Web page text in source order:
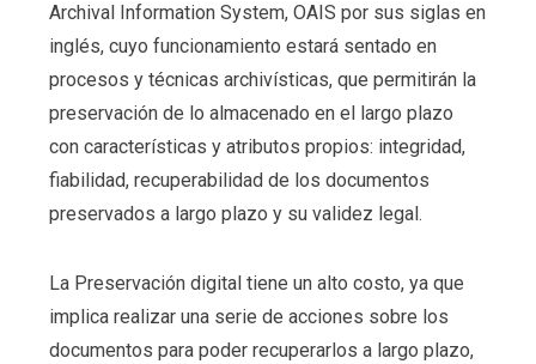
Archival Information System, OAIS por sus siglas en
inglés, cuyo funcionamiento estará sentado en
procesos y técnicas archivísticas, que permitirán la
preservación de lo almacenado en el largo plazo
con características y atributos propios: integridad,
fiabilidad, recuperabilidad de los documentos
preservados a largo plazo y su validez legal.
La Preservación digital tiene un alto costo, ya que
implica realizar una serie de acciones sobre los
documentos para poder recuperarlos a largo plazo,